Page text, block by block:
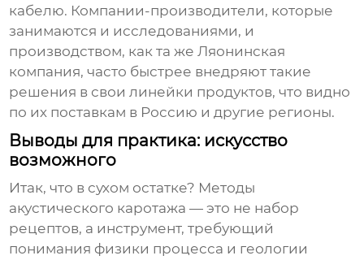
кабелю. Компании-производители, которые
занимаются и исследованиями, и
производством, как та же Ляонинская
компания, часто быстрее внедряют такие
решения в свои линейки продуктов, что видно
по их поставкам в Россию и другие регионы.
Выводы для практика: искусство
возможного
Итак, что в сухом остатке? Методы
акустического каротажа — это не набор
рецептов, а инструмент, требующий
понимания физики процесса и геологии